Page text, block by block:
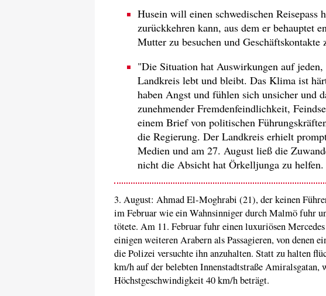
Husein will einen schwedischen Reisepass
zurückkehren kann, aus dem er behauptet
Mutter zu besuchen und Geschäftskontakte
"Die Situation hat Auswirkungen auf
Landkreis lebt und bleibt. Das Klima ist
haben Angst und fühlen sich unsicher und
zunehmender Fremdenfeindlichkeit,
einem Brief von politischen
die Regierung. Der Landkreis erhielt
Medien und am 27. August ließ die
nicht die Absicht hat Örkelljunga zu helfen.
3. August: Ahmad El-Moghrabi (21), der keinen
im Februar wie ein Wahnsinniger durch Malmö fuhr
tötete. Am 11. Februar fuhr einen luxuriösen
einigen weiteren Arabern als Passagieren, von denen
die Polizei versuchte ihn anzuhalten. Statt zu halten
km/h auf der belebten Innenstadtstraße Amiralsgatan,
Höchstgeschwindigkeit 40 km/h beträgt.